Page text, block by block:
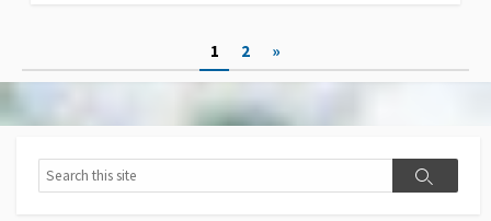
pagination
1 2 »
Search
Search